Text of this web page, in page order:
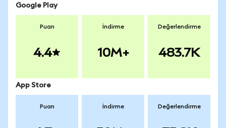
Google Play
Puan
4.4
İndirme
10M+
Değerlendirme
483.7K
App Store
Puan İndirme Değerlendirme